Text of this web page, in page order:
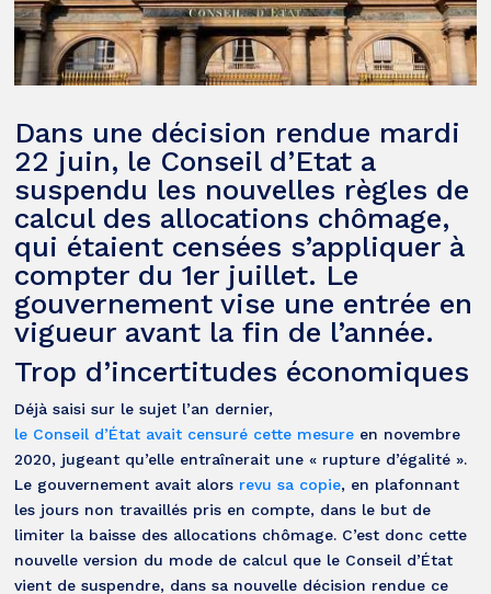
Dans une décision rendue mardi
22 juin, le Conseil d’Etat a
suspendu les nouvelles règles de
calcul des allocations chômage,
qui étaient censées s’appliquer à
compter du 1er juillet. Le
gouvernement vise une entrée en
vigueur avant la fin de l’année.
Trop d’incertitudes économiques
Déjà saisi sur le sujet l’an dernier,
le Conseil d’État avait censuré cette mesure en novembre
2020, jugeant qu’elle entraînerait une « rupture d’égalité ».
Le gouvernement avait alors revu sa copie, en plafonnant
les jours non travaillés pris en compte, dans le but de
limiter la baisse des allocations chômage. C’est donc cette
nouvelle version du mode de calcul que le Conseil d’État
vient de suspendre, dans sa nouvelle décision rendue ce